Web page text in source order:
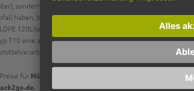
sondern auch die Folienstärke ist entscheidend für Ihre
haben, brauchen Sie den richtigen Folientyp. Denn
120Liter haben meist eine Folienstärke vom Typ T50
T10 eine ausreichende Stärke für leichten
Industrie, von Handwerkern und in
für Müllbeutel für Sie. Wir kaufen bei